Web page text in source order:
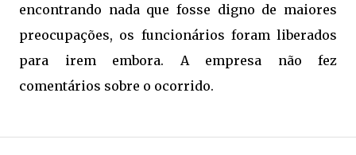
encontrando nada que fosse digno de maiores
preocupações, os funcionários foram liberados
para irem embora. A empresa não fez
comentários sobre o ocorrido.